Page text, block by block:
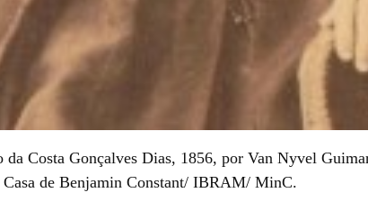
Costa Gonçalves Dias, 1856, por Van Nyvel
de Benjamin Constant/ IBRAM/ MinC.